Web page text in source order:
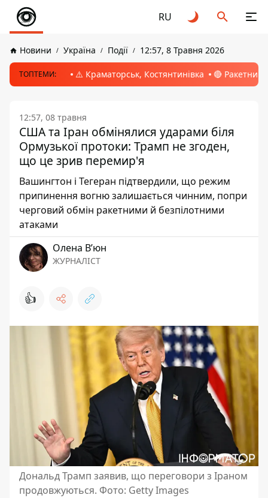
RU
Новини Україна Події 12:57, 8 Травня 2026
ТОПТЕМИ: ⚠️ Краматорськ, Костянтинівка 🔴 Ракетний
12:57, 08 травня
США та Іран обмінялися ударами біля
Ормузької протоки: Трамп не згоден,
що це зрив перемир'я
Вашингтон і Тегеран підтвердили, що режим
припинення вогню залишається чинним, попри
черговий обмін ракетними й безпілотними
атаками
Олена Вʼюн
ЖУРНАЛІСТ
👍
Дональд Трамп заявив, що переговори з Іраном
продовжуються. Фото: Getty Images